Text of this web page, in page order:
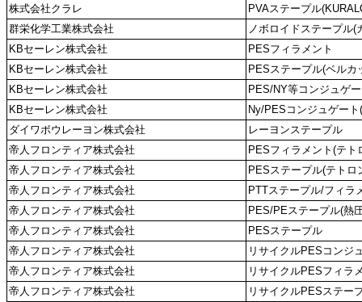
株式会社クラレ
PVAステープル
群栄化学工業株式会社
ノボロイドステープル(
KBセーレン株式会社
PESフィラメント
KBセーレン株式会社
PESステープル(ベルカ
KBセーレン株式会社
PES/NY等コンジュゲ
KBセーレン株式会社
Ny/PESコンジュゲー
ダイワボウレーヨン株式会社
レーヨンステープル
帝人フロンティア株式会社
PESフィラメント(テト
帝人フロンティア株式会社
PESステープル(テトロ
帝人フロンティア株式会社
PTTステープル/フィラ
帝人フロンティア株式会社
PES/PEステープル(熱
帝人フロンティア株式会社
PESステープル
帝人フロンティア株式会社
リサイクルPESコンジ
帝人フロンティア株式会社
リサイクルPESフィラ
帝人フロンティア株式会社
リサイクルPESステー